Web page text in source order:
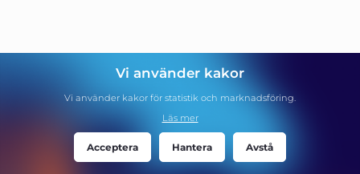
Vi använder kakor
Vi använder kakor för statistik och marknadsföring.
Läs mer
Acceptera Hantera Avstå